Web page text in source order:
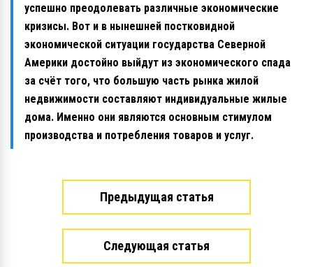
успешно преодолевать различные экономические
кризисы. Вот и в нынешней постковидной
экономической ситуации государства Северной
Америки достойно выйдут из экономического спада
за счёт того, что большую часть рынка жилой
недвижимости составляют индивидуальные жилые
дома. Именно они являются основным стимулом
производства и потребления товаров и услуг.
Предыдущая статья
Следующая статья